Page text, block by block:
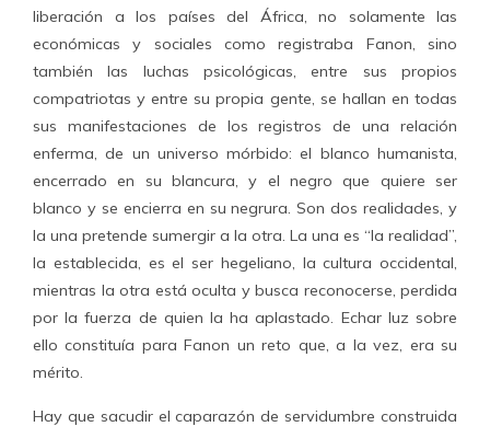
liberación a los países del África, no solamente las
económicas y sociales como registraba Fanon, sino
también las luchas psicológicas, entre sus propios
compatriotas y entre su propia gente, se hallan en todas
sus manifestaciones de los registros de una relación
enferma, de un universo mórbido: el blanco humanista,
encerrado en su blancura, y el negro que quiere ser
blanco y se encierra en su negrura. Son dos realidades, y
la una pretende sumergir a la otra. La una es “la realidad”,
la establecida, es el ser hegeliano, la cultura occidental,
mientras la otra está oculta y busca reconocerse, perdida
por la fuerza de quien la ha aplastado. Echar luz sobre
ello constituía para Fanon un reto que, a la vez, era su
mérito.
Hay que sacudir el caparazón de servidumbre construida